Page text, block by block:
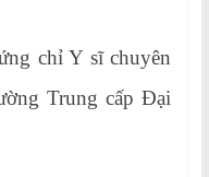
chỉ Y sĩ chuyên
Trung cấp Đại